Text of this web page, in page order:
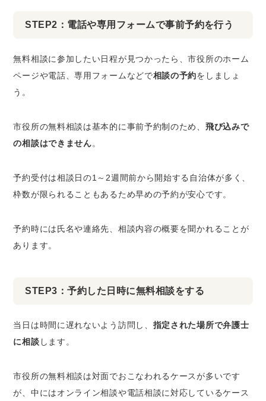
STEP2：電話や専用フォームで事前予約を行う
無料相談に参加したい日程が見つかったら、市役所のホーム
ページや電話、専用フォームなどで相談の予約をしましょ
う。
市役所の無料相談は基本的に事前予約制のため、 飛び込みで
の相談はできません。
予約受付は相談日の1～2週間前から開始する自治体が多く、
枠数が限られることもあるため早めの予約が安心です。
予約時には氏名や連絡先、相談内容の概要を聞かれることが
あります。
STEP3：予約した日時に無料相談をする
当日は時間に遅れないよう訪問し、 指定された場所で弁護士
に相談 します。
市役所の無料相談は対面でおこなわれるケースが多いです
が、中にはオンライン相談や電話相談に対応しているケース